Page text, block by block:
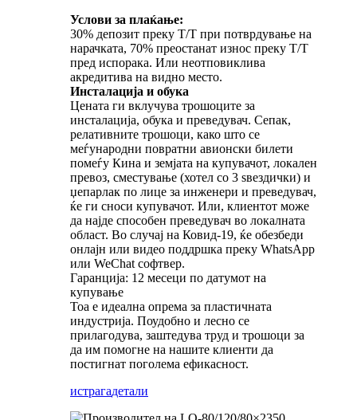
Услови за плаќање:
30% депозит преку T/T при потврдување на
нарачката, 70% преостанат износ преку T/T
пред испорака. Или неотповиклива
акредитива на видно место.
Инсталација и обука
Цената ги вклучува трошоците за
инсталација, обука и преведувач. Сепак,
релативните трошоци, како што се
меѓународни повратни авионски билети
помеѓу Кина и земјата на купувачот, локален
превоз, сместување (хотел со 3 ѕвездички) и
џепарлак по лице за инженери и преведувач,
ќе ги сноси купувачот. Или, клиентот може
да најде способен преведувач во локалната
област. Во случај на Ковид-19, ќе обезбеди
онлајн или видео поддршка преку WhatsApp
или WeChat софтвер.
Гаранција: 12 месеци по датумот на
купување
Тоа е идеална опрема за пластичната
индустрија. Поудобно и лесно се
прилагодува, заштедува труд и трошоци за
да им помогне на нашите клиенти да
постигнат поголема ефикасност.
истрагадетали